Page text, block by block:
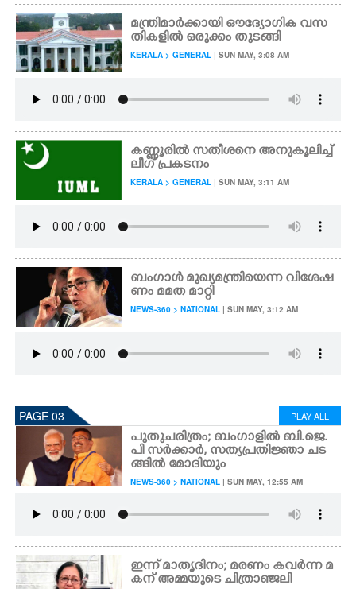
മന്ത്രിമാർക്കായി ഔദ്യോഗിക വസ
തികളിൽ ഒരുക്കം തുടങ്ങി
KERALA > GENERAL | SUN MAY, 3:08 AM
കണ്ണൂരിൽ സതീശനെ അനുകൂലിച്ച്
ലീഗ് പ്രകടനം
KERALA > GENERAL | SUN MAY, 3:11 AM
ബംഗാൾ മുഖ്യമന്ത്രിയെന്ന വിശേഷ
ണം മമത മാറ്റി
NEWS-360 > NATIONAL | SUN MAY, 3:12 AM
PAGE 03 PLAY ALL
പുതുചരിത്രം; ബംഗാളിൽ ബി.ജെ.
പി സർക്കാർ, സത്യപ്രതിജ്ഞാ ചട
ങ്ങിൽ മോദിയും
NEWS-360 > NATIONAL | SUN MAY, 12:55 AM
ഇന്ന് മാതൃദിനം; മരണം കവർന്ന മ
കന് അമ്മയുടെ ചിത്രാഞ്ജലി